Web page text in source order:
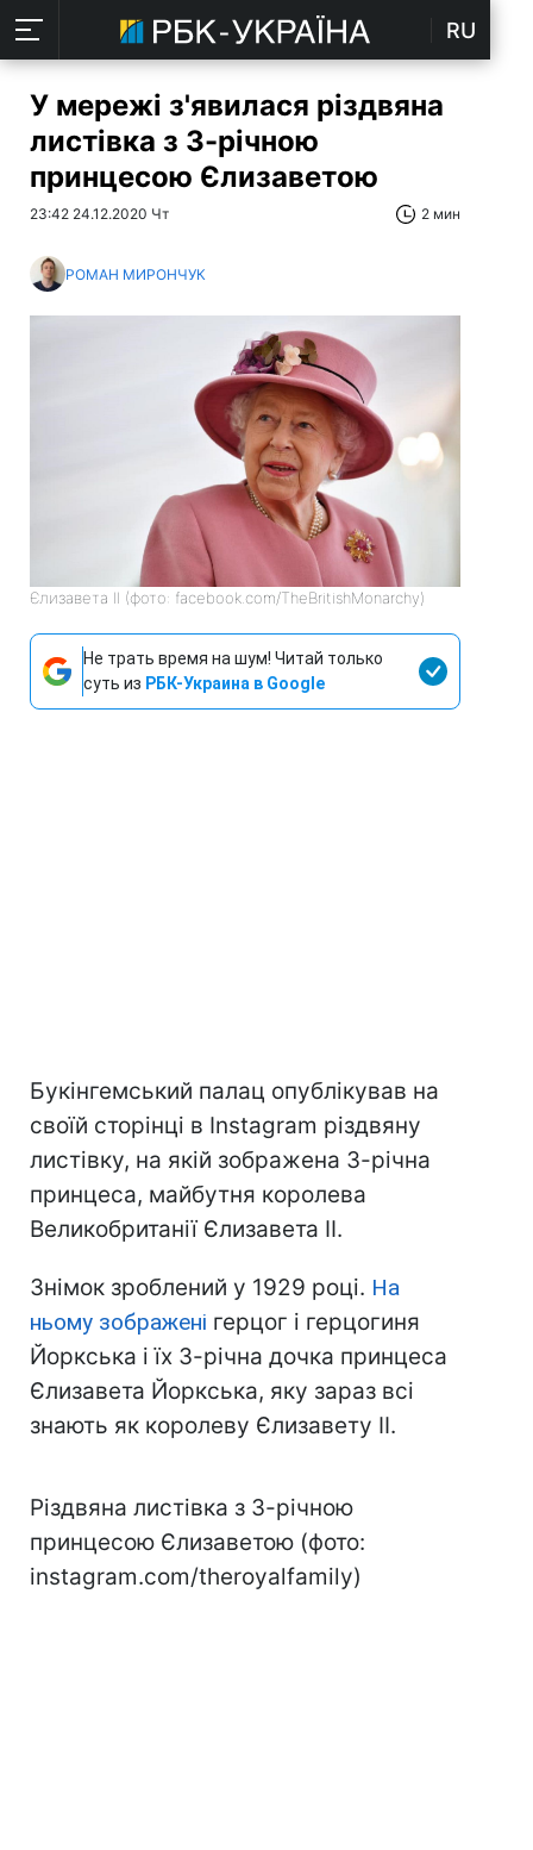
RU
У мережі з'явилася різдвяна
листівка з 3-річною
принцесою Єлизаветою
23:42 24.12.2020 Чт 2 мин
РОМАН МИРОНЧУК
Єлизавета II (фото: facebook.com/TheBritishMonarchy)
Не трать время на шум! Читай только
суть из РБК-Украина в Google
Букінгемський палац опублікував на
своїй сторінці в Instagram різдвяну
листівку, на якій зображена 3-річна
принцеса, майбутня королева
Великобританії Єлизавета II.
Знімок зроблений у 1929 році. На
ньому зображені герцог і герцогиня
Йоркська і їх 3-річна дочка принцеса
Єлизавета Йоркська, яку зараз всі
знають як королеву Єлизавету II.
Різдвяна листівка з 3-річною
принцесою Єлизаветою (фото:
instagram.com/theroyalfamily)